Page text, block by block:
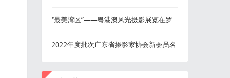
品展征稿启事
“最美湾区”——粤港澳风光摄影展览在罗
湖区文化馆开幕
2022年度批次广东省摄影家协会新会员名